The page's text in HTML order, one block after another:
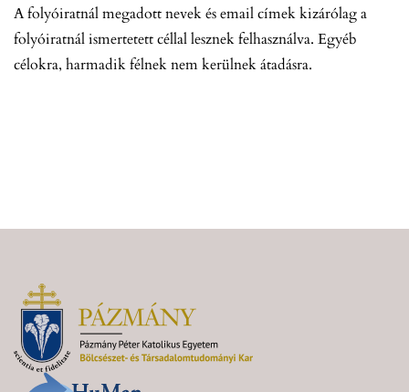
A folyóiratnál megadott nevek és email címek kizárólag a
folyóiratnál ismertetett céllal lesznek felhasználva. Egyéb
célokra, harmadik félnek nem kerülnek átadásra.